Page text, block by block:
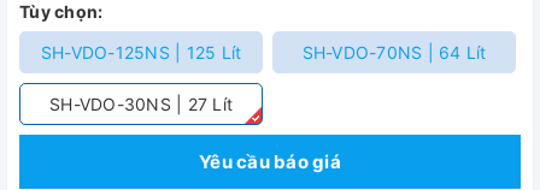
Tùy chọn:
SH-VDO-125NS | 125 Lít
SH-VDO-70NS | 64 Lít
SH-VDO-30NS | 27 Lít
Yêu cầu báo giá